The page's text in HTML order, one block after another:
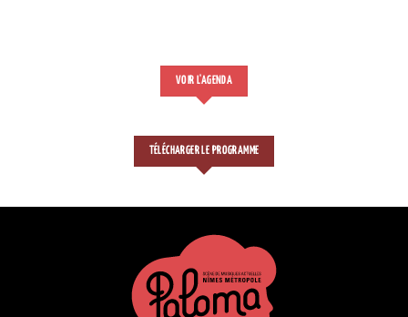
VOIR L'AGENDA
TÉLÉCHARGER LE PROGRAMME